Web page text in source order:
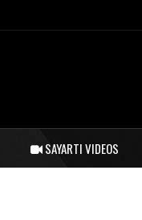
SAYARTI VIDEOS